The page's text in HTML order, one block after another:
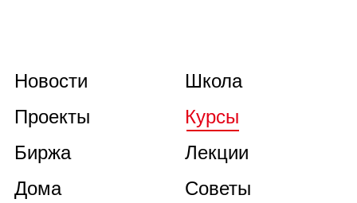
Новости
Проекты
Биржа
Дома
Школа
Курсы
Лекции
Советы